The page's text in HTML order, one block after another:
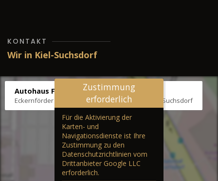
KONTAKT
Wir in Kiel-Suchsdorf
Autohaus Fräter
Eckernförder Str. /Klausbrooker Weg 1, 24107 Kiel-Suchsdorf
Zustimmung
erforderlich
Für die Aktivierung der
Karten- und
Navigationsdienste ist Ihre
Zustimmung zu den
Datenschutzrichtlinien vom
Drittanbieter Google LLC
erforderlich.